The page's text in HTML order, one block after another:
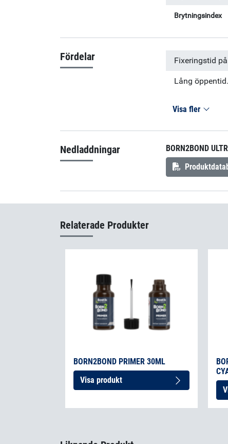
Brytningsindex
Fördelar Fixeringstid
Lång öppentid.
Visa fler
Nedladdningar
BORN2BOND
Relaterade Produkter
BORN2BOND PRIMER 30ML
Visa produkt